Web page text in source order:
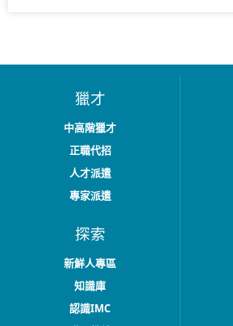
獵才
中高階獵才
正職代招
人才派遣
專家派遣
探索
新鮮人專區
知識庫
認識IMC